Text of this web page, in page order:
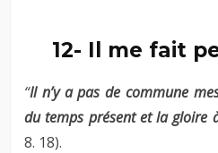
12- Il me fait
“Il n’y a pas de commune
du temps présent et la gloire
8. 18).